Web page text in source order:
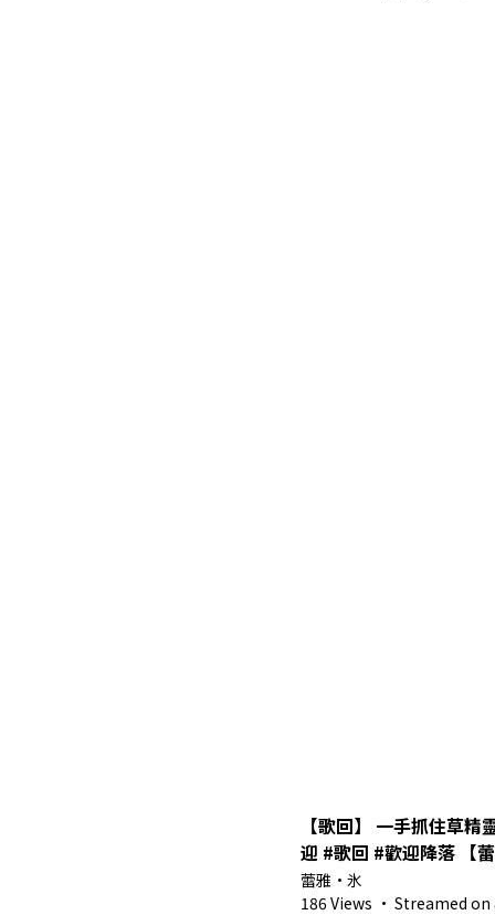
【歌回】 一手抓住草
迎 #歌回 #歡迎降落 【蕾雅 馬來西亞
Vtuber】
蕾雅・氷
186 Views · Streamed on